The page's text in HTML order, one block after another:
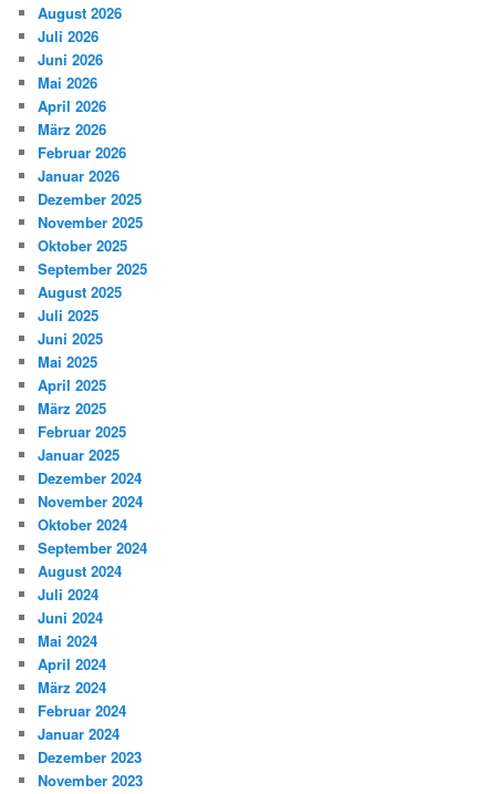
August 2026
Juli 2026
Juni 2026
Mai 2026
April 2026
März 2026
Februar 2026
Januar 2026
Dezember 2025
November 2025
Oktober 2025
September 2025
August 2025
Juli 2025
Juni 2025
Mai 2025
April 2025
März 2025
Februar 2025
Januar 2025
Dezember 2024
November 2024
Oktober 2024
September 2024
August 2024
Juli 2024
Juni 2024
Mai 2024
April 2024
März 2024
Februar 2024
Januar 2024
Dezember 2023
November 2023